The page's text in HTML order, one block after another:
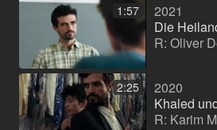
1:57
2021
R: Oliver
2:25
2020
Khaled
R: Karim